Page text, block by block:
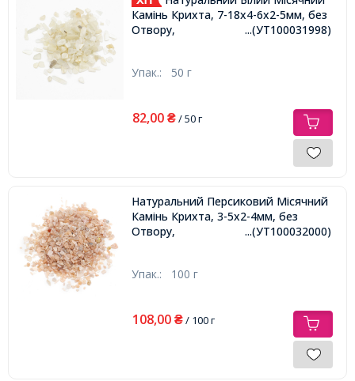
Камінь Крихта, 7-18x4-6х2-5мм, без
Отвору,
...(УТ100031998)
Упак.: 50 г
82,00 ₴/ 50 г
Натуральний Персиковий Місячний
Камінь Крихта, 3-5х2-4мм, без
Отвору,
...(УТ100032000)
Упак.: 100 г
108,00 ₴/ 100 г